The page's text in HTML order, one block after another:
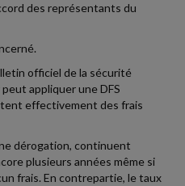
des représentants du
officiel de la sécurité
appliquer une DFS
effectivement des frais
dérogation, continuent
plusieurs années même si
frais. En contrepartie, le taux